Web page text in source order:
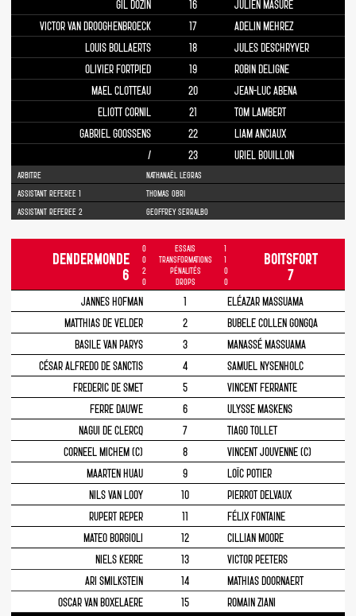
GIL DOZIN 16
JULIEN MASURE
VICTOR VAN DROOGHENBROECK
17
ADELIN MEHREZ
LOUIS BOLLAERTS
18
JULES DESCHRYVER
OLIVIER FORTPIED
19
ROBIN DELIGNE
MAEL CLOTTEAU
20
JEAN-LUC ABENA
ELIOTT CORNIL
21
TOM LAMBERT
GABRIEL GOOSSENS
22
LIAM ANCIAUX
/
23 URIEL BOUILLON
ARBITRE
NATHANAËL LEGRAS
ASSISTANT REFEREE 1
THOMAS OBRI
ASSISTANT REFEREE 2
GEOFFREY SERRALBO
DENDERMONDE
6
0 ESSAIS 1
BOITSFORT
7
0 TRANSFORMATIONS
1
2
PÉNALITÉS
0
0
DROPS 0
JANNES HOFMAN 1
ELÉAZAR MASSUAMA
MATTHIAS DE VELDER
2
BUBELE COLLEN GONGQA
BASILE VAN PARYS
3
MANASSÉ MASSUAMA
CÉSAR ALFREDO DE SANCTIS
4
SAMUEL NYSENHOLC
FREDERIC DE SMET
5
VINCENT FERRANTE
FERRE DAUWE
6
ULYSSE MASKENS
NAGUI DE CLERCQ
7
TIAGO TOLLET
CORNEEL MICHEM (C)
8
VINCENT JOUVENNE (C)
MAARTEN HUAU
9
LOÏC POTIER
NILS VAN LOOY
10
PIERROT DELVAUX
RUPERT REPER
11
FÉLIX FONTAINE
MATEO BORGIOLI
12
CILLIAN MOORE
NIELS KERRE
13
VICTOR PEETERS
ARI SMILKSTEIN
14
MATHIAS DOORNAERT
OSCAR VAN BOXELAERE
15
ROMAIN ZIANI